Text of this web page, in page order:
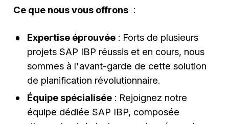
Ce que nous vous offrons :
Expertise éprouvée: Forts de plusieurs
projets SAP IBP réussis et en cours, nous
sommes à l'avant-garde de cette solution
de planification révolutionnaire.
Équipe spécialisée: Rejoignez notre
équipe dédiée SAP IBP, composée